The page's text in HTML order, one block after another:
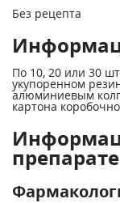
Без рецепта
По 10, 20 или 30
укупоренном
алюминиевым
картона